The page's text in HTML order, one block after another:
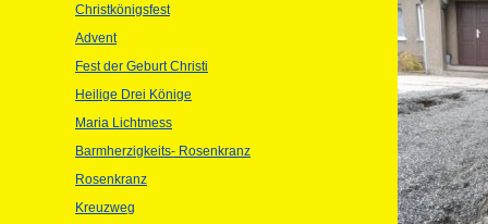
Christkönigsfest
Advent
Fest der Geburt Christi
Heilige Drei Könige
Maria Lichtmess
Barmherzigkeits- Rosenkranz
Rosenkranz
Kreuzweg